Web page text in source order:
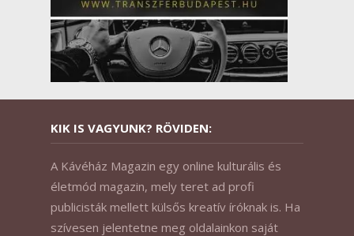
KIK IS VAGYUNK? RÖVIDEN:
A Kávéház Magazin egy online kulturális és
életmód magazin, mely teret ad profi
publicisták mellett külsős kreatív íróknak is. Ha
szívesen jelentetne meg oldalainkon saját